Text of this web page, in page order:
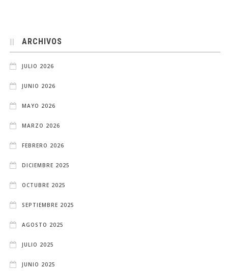
ARCHIVOS
JULIO 2026
JUNIO 2026
MAYO 2026
MARZO 2026
FEBRERO 2026
DICIEMBRE 2025
OCTUBRE 2025
SEPTIEMBRE 2025
AGOSTO 2025
JULIO 2025
JUNIO 2025